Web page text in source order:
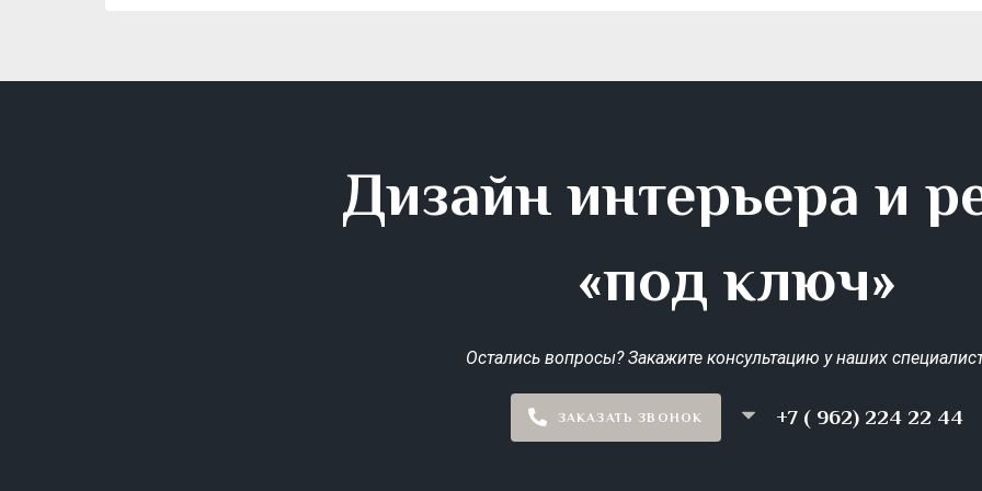
Дизайн интерьера и
«под ключ»
Остались вопросы? Закажите консультацию у наших
ЗАКАЗАТЬ ЗВОНОК +7 ( 962) 224 22 44